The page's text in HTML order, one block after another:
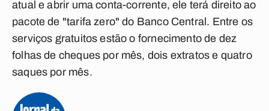
atual e abrir uma conta-corrente, ele terá direito ao
pacote de "tarifa zero" do Banco Central. Entre os
serviços gratuitos estão o fornecimento de dez
folhas de cheques por mês, dois extratos e quatro
saques por mês.